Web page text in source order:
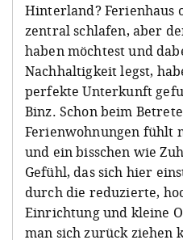
Hinterland? Ferienhaus
zentral schlafen, aber
haben möchtest und
Nachhaltigkeit legst,
perfekte Unterkunft
Binz. Schon beim
Ferienwohnungen fühlt
und ein bisschen wie
Gefühl, das sich hier
durch die reduzierte,
Einrichtung und kleine
man sich zurück ziehen